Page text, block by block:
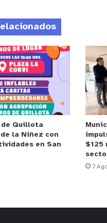
Quillota
la Niñez con
en San
$125
7